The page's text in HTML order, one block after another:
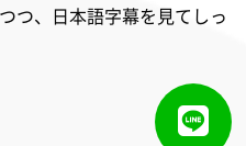
つ、日本語字幕を見てしっ